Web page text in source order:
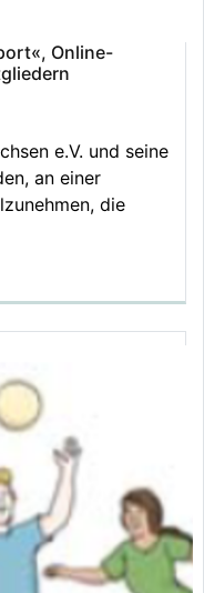
Online-
e.V. und seine
an einer
die